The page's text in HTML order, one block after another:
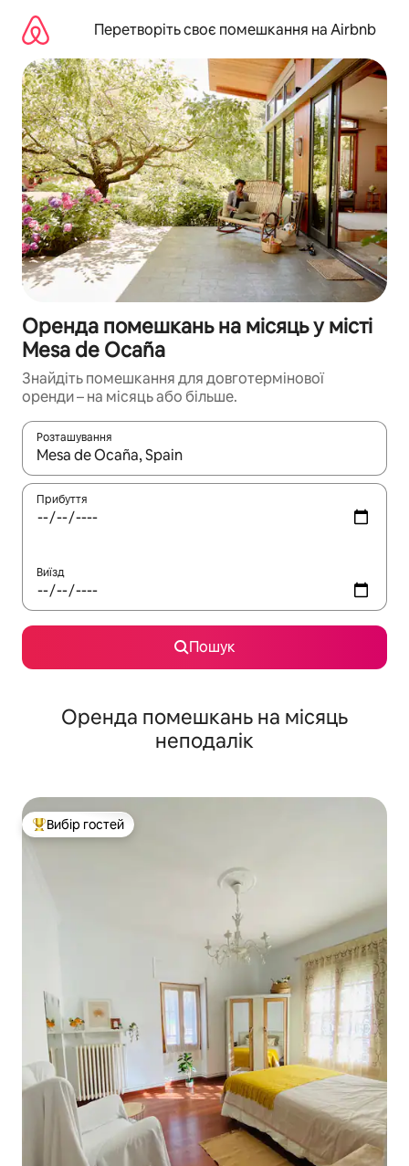
вмісту
Перетворіть своє помешкання на Airbnb
Оренда помешкань на місяць у місті
Mesa de Ocaña
Знайдіть помешкання для довготермінової
оренди – на місяць або більше.
Розташування
Отримавши результати пошуку, використовуйте для
Прибуття
Виїзд
Пошук
Оренда помешкань на місяць
неподалік
Топ вибір гостей
Вибір гостей